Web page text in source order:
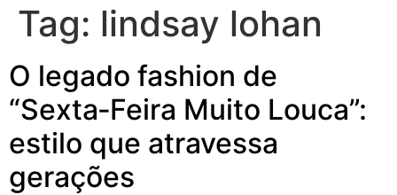
Tag: lindsay lohan
O legado fashion de
“Sexta‑Feira Muito Louca”:
estilo que atravessa
gerações